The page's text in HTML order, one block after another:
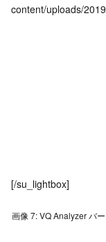
content/uploads/
[/su_lightbox]
画像 7: VQ Analyzer バ